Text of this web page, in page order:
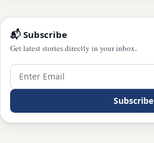
📬 Subscribe
Get latest stories directly in your inbox.
Subscribe